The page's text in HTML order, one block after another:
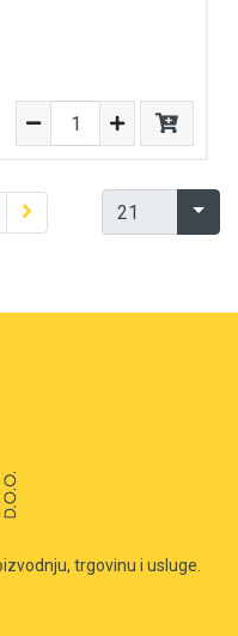
trgovinu i usluge.